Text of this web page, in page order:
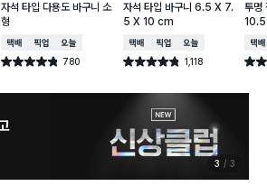
자석 타입 다용도 바구니 소
형
택배배송매장픽업오늘배송
별점 4.8점 780
건 작성
자석 타입 바구니 6.5 X 7.
5 X 10 cm
택배배송매장픽업오늘배송
별점 4.8점 1,118
건 작성
투명
택배
별점
1 3